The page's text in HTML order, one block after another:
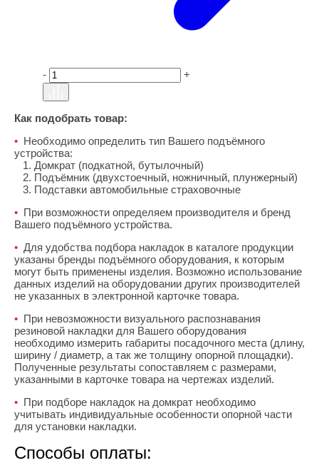
- +
Как подобрать товар:
• Необходимо определить тип Вашего подъёмного
устройства:
1. Домкрат (подкатной, бутылочный)
2. Подъёмник (двухстоечный, ножничный, плунжерный)
3. Подставки автомобильные страховочные
• При возможности определяем производителя и бренд
Вашего подъёмного устройства.
• Для удобства подбора накладок в каталоге продукции
указаны бренды подъёмного оборудования, к которым
могут быть применены изделия. Возможно использование
данных изделий на оборудовании других производителей
не указанных в электронной карточке товара.
• При невозможности визуального распознавания
резиновой накладки для Вашего оборудования
необходимо измерить габариты посадочного места (длину,
ширину / диаметр, а так же толщину опорной площадки).
Полученные результаты сопоставляем с размерами,
указанными в карточке товара на чертежах изделий.
• При подборе накладок на домкрат необходимо
учитывать индивидуальные особенности опорной части
для установки накладки.
Способы оплаты: